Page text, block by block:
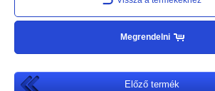
Megrendelni
Előző termék